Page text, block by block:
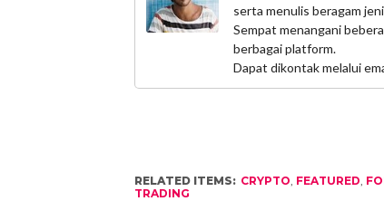
serta menulis beragam
Sempat menangani
berbagai platform.
Dapat dikontak melalui
RELATED ITEMS: CRYPTO, FEATURED,
TRADING